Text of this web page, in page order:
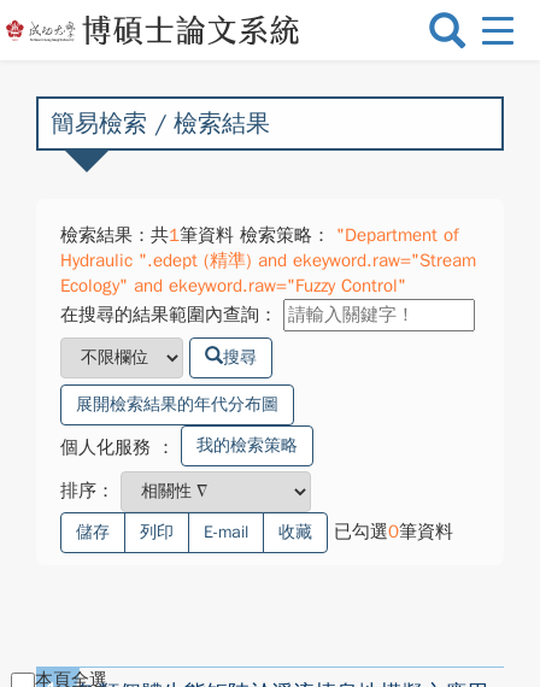
選
換
簡易檢索 / 檢索結果
檢索結果：共1筆資料 檢索策略：
"Department of
Hydraulic ".edept (精準) and ekeyword.raw="Stream
Ecology" and ekeyword.raw="Fuzzy Control"
在搜尋的結果範圍內查詢：
搜尋
展開檢索結果的年代分布圖
個人化服務 ： 我的檢索策略
排序：
儲存 列印 E-mail 收藏 已勾選0筆資料
本頁全選